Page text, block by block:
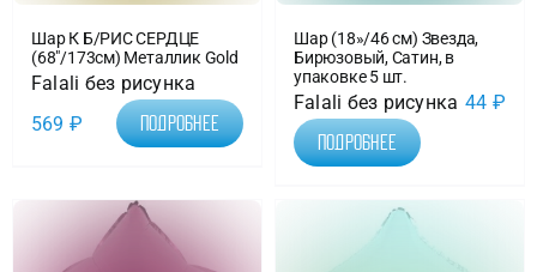
Шар К Б/РИС СЕРДЦЕ
(68″/173см) Металлик Gold
Falali без рисунка
569 ₽ Подробнее
Шар (18»/46 см) Звезда,
Бирюзовый, Сатин, в
упаковке 5 шт.
Falali без рисунка 44 ₽
Подробнее